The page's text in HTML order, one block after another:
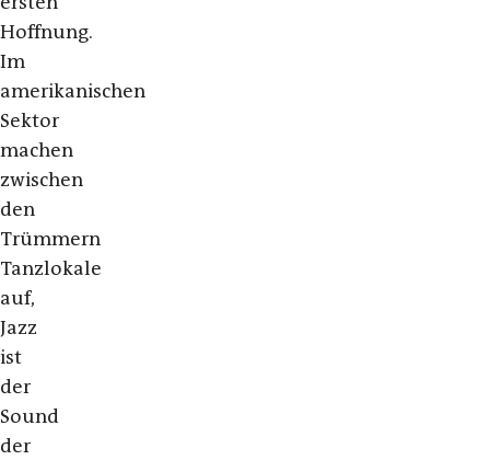
Hoffnung.
Im
amerikanischen
Sektor
machen
zwischen
den
Trümmern
Tanzlokale
auf,
Jazz
ist
der
Sound
der